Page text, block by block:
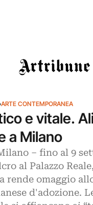
Artribune
ARTE CONTEMPORANEA
e vitale.
a Milano
– fino al 9
al Palazzo
rende omaggio
d'adozione.